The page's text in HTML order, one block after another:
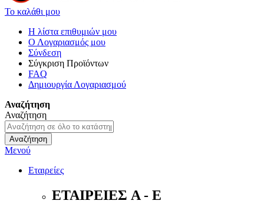
Το καλάθι μου
Η λίστα επιθυμιών μου
Ο Λογαριασμός μου
Σύνδεση
Σύγκριση Προϊόντων
FAQ
Δημιουργία Λογαριασμού
Αναζήτηση
Αναζήτηση
Αναζήτηση
Μενού
Εταιρείες
ΕΤΑΙΡΕΙΕΣ A - E